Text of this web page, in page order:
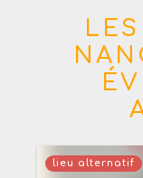
lieu alternatif